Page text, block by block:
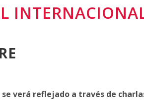
verá reflejado a través de